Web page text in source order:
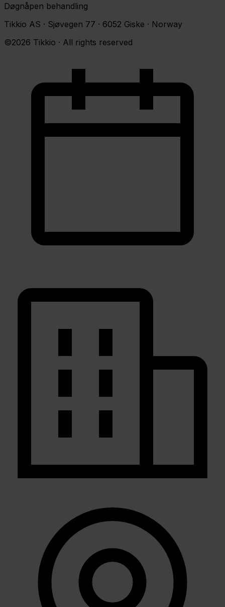
Døgnåpen behandling
Tikkio AS · Sjøvegen 77 · 6052 Giske · Norway
©2026 Tikkio · All rights reserved